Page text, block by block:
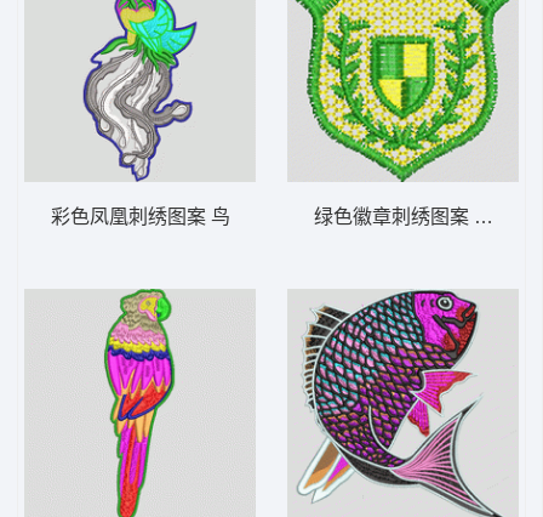
彩色凤凰刺绣图案 鸟 绿色徽章刺绣图案 男装 章